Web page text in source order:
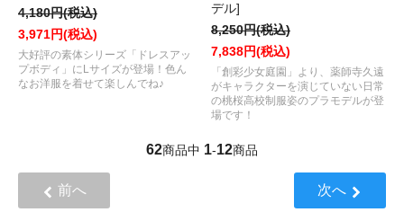
4,180円(税込)
3,971円(税込)
大好評の素体シリーズ「ドレスアッ
プボディ」にLサイズが登場！色ん
なお洋服を着せて楽しんでね♪
デル]
8,250円(税込)
7,838円(税込)
「創彩少女庭園」より、薬師寺久遠
がキャラクターを演じていない日常
の桃桜高校制服姿のプラモデルが登
場です！
62商品中 1-12商品
前へ 次へ